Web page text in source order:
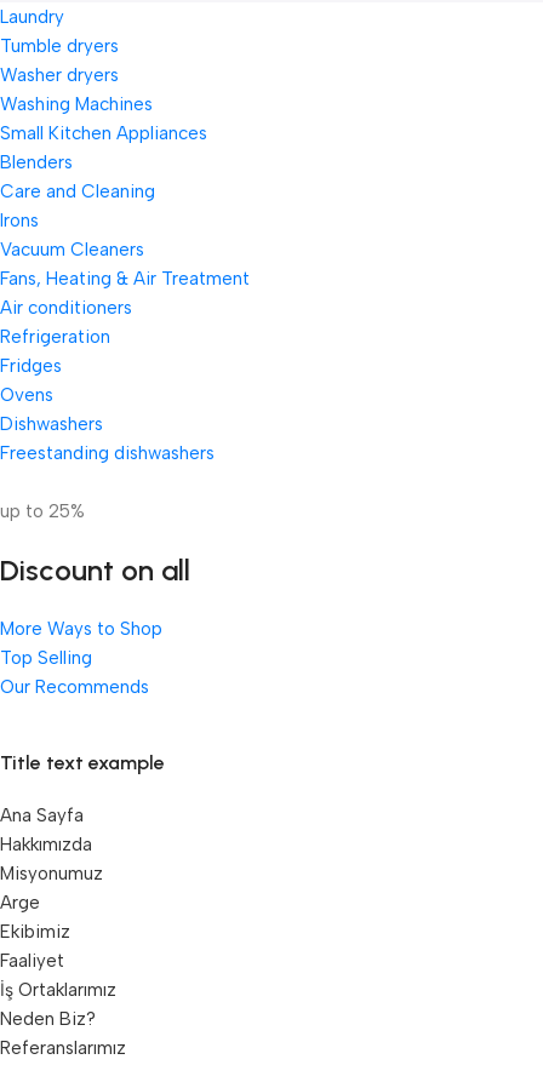
Laundry
Tumble dryers
Washer dryers
Washing Machines
Small Kitchen Appliances
Blenders
Care and Cleaning
Irons
Vacuum Cleaners
Fans, Heating & Air Treatment
Air conditioners
Refrigeration
Fridges
Ovens
Dishwashers
Freestanding dishwashers
up to 25%
Discount on all
More Ways to Shop
Top Selling
Our Recommends
Title text example
Ana Sayfa
Hakkımızda
Misyonumuz
Arge
Ekibimiz
Faaliyet
İş Ortaklarımız
Neden Biz?
Referanslarımız